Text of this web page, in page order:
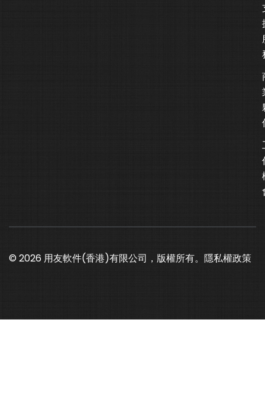
© 2026 用友軟件(香港)有限公司，版權所有。 隱私權政策